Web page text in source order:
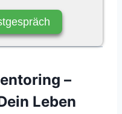
–
Leben